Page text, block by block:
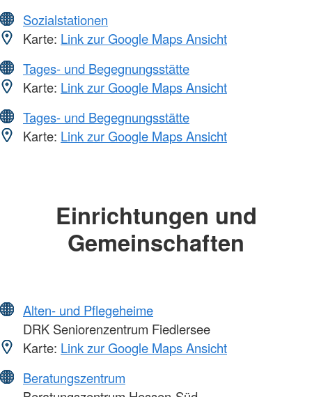
Sozialstationen
Karte: Link zur Google Maps Ansicht
Tages- und Begegnungsstätte
Karte: Link zur Google Maps Ansicht
Tages- und Begegnungsstätte
Karte: Link zur Google Maps Ansicht
Einrichtungen und
Gemeinschaften
Alten- und Pflegeheime
DRK Seniorenzentrum Fiedlersee
Karte: Link zur Google Maps Ansicht
Beratungszentrum